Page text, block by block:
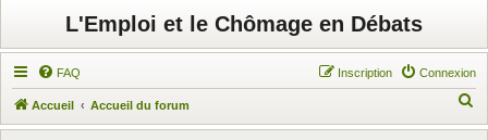
L'Emploi et le Chômage en Débats
FAQ Connexion
Inscription
Accueil Accueil du forum
e